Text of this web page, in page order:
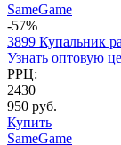
SameGame
-57%
3899 Купальник
Узнать оптовую
РРЦ:
2430
950 руб.
Купить
SameGame